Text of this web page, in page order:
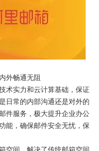
外畅通无阻
术实力和云计算基础，保证
日常的内部沟通还是对外的
件服务，极大提升企业办公
能，确保邮件安全无忧，保